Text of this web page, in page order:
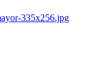
335x256.jpg